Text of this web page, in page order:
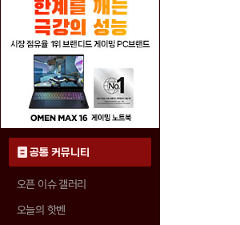
공통 커뮤니티
오픈 이슈 갤러리
오늘의 핫벤